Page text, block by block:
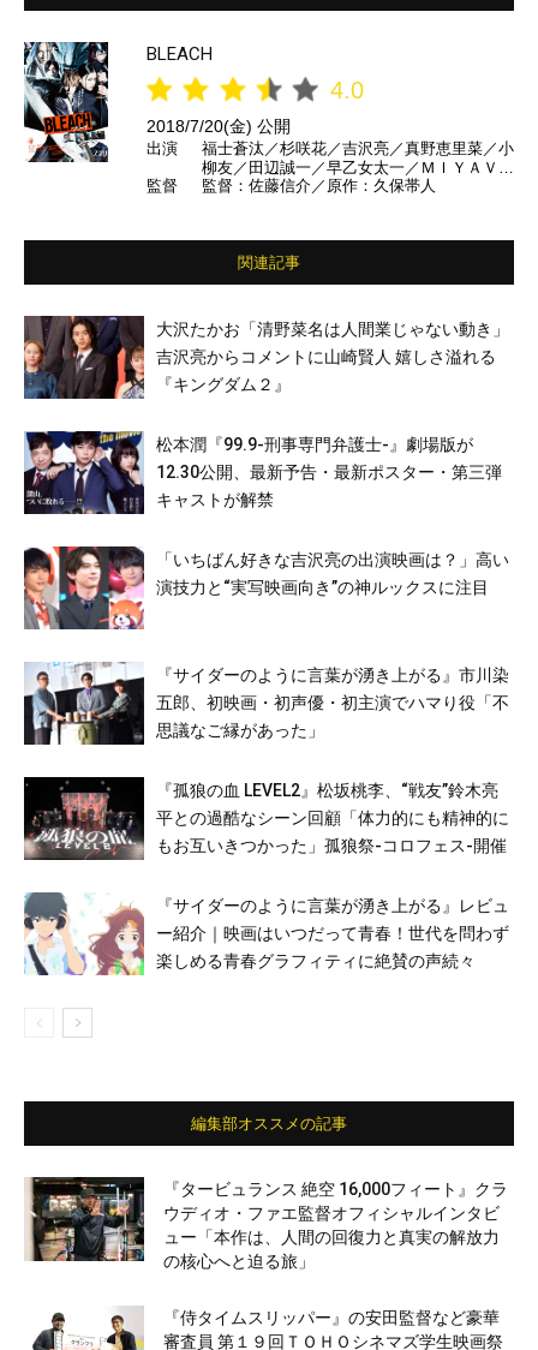
BLEACH
4.0
2018/7/20(金) 公開
出演
福士蒼汰／杉咲花／吉沢亮／真野恵里菜／小
柳友／田辺誠一／早乙女太一／ＭＩＹＡＶＩ
／長澤まさみ／江口洋介 ほか
監督 監督：佐藤信介／原作：久保帯人
関連記事
大沢たかお「清野菜名は人間業じゃない動き」
吉沢亮からコメントに山崎賢人 嬉しさ溢れる
『キングダム２』
松本潤『99.9-刑事専門弁護士-』劇場版が
12.30公開、最新予告・最新ポスター・第三弾
キャストが解禁
「いちばん好きな吉沢亮の出演映画は？」高い
演技力と“実写映画向き”の神ルックスに注目
『サイダーのように言葉が湧き上がる』市川染
五郎、初映画・初声優・初主演でハマり役「不
思議なご縁があった」
『孤狼の血 LEVEL2』松坂桃李、“戦友”鈴木亮
平との過酷なシーン回顧「体力的にも精神的に
もお互いきつかった」孤狼祭-コロフェス-開催
『サイダーのように言葉が湧き上がる』レビュ
ー紹介｜映画はいつだって青春！世代を問わず
楽しめる青春グラフィティに絶賛の声続々
編集部オススメの記事
『タービュランス 絶空 16,000フィート』クラ
ウディオ・ファエ監督オフィシャルインタビ
ュー「本作は、人間の回復力と真実の解放力
の核心へと迫る旅」
『侍タイムスリッパー』の安田監督など豪華
審査員 第１９回ＴＯＨＯシネマズ学生映画祭